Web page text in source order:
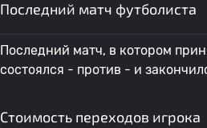
Последний матч футболиста
Последний матч, в котором
состоялся - против - и
Стоимость переходов игрока